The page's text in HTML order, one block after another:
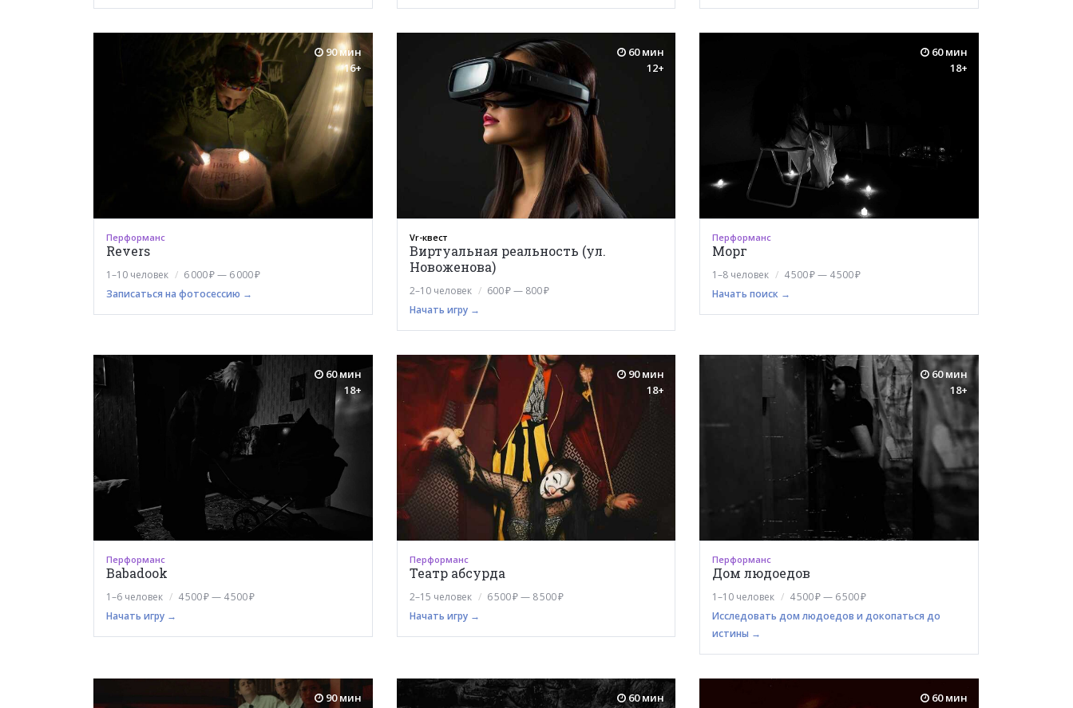
90 мин
16+
Перформанс
Revers
1–10 человек
6 000 ₽ — 6 000 ₽
Записаться на фотосессию →
60 мин
12+
Vr-квест
Виртуальная реальность (ул.
Новоженова)
2–10 человек
600 ₽ — 800 ₽
Начать игру →
60 мин
18+
Перформанс
Морг
1–8 человек
4 500 ₽ — 4 500 ₽
Начать поиск →
60 мин
18+
Перформанс
Babadook
1–6 человек
4 500 ₽ — 4 500 ₽
Начать игру →
90 мин
18+
Перформанс
Театр абсурда
2–15 человек
6 500 ₽ — 8 500 ₽
Начать игру →
60 мин
18+
Перформанс
Дом людоедов
1–10 человек
4 500 ₽ — 6 500 ₽
Исследовать дом людоедов и докопаться до
истины →
90 мин
60 мин
60 мин